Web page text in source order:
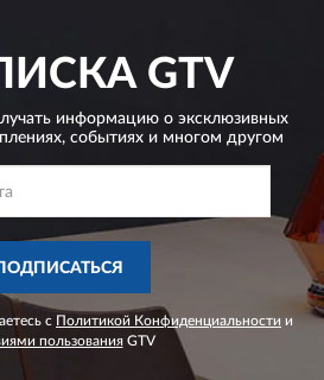
GTV
информацию о эксклюзивных
событиях и многом другом
с Политикой Конфиденциальности и
пользованияGTV